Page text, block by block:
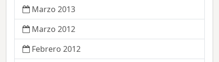
Marzo 2013
Marzo 2012
Febrero 2012